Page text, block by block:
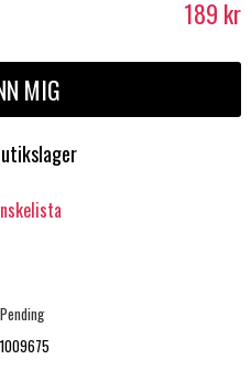
189 kr
MIG
Pending
1009675